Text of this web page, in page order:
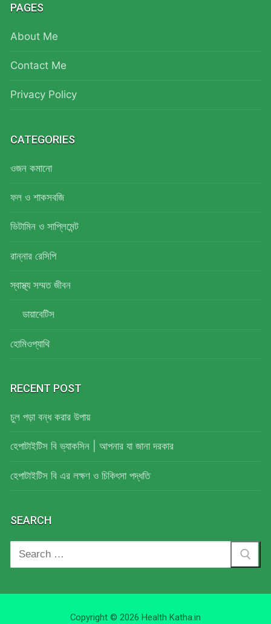
PAGES
About Me
Contact Me
Privacy Policy
CATEGORIES
ওজন কমানো
ফল ও শাকসবজি
ভিটামিন ও সাপ্লিমেন্ট
রান্নার রেসিপি
স্বাস্থ্য সম্মত জীবন
ডায়াবেটিস
হোমিওপ্যাথি
RECENT POST
চুল পড়া বন্ধ করার উপায়
হেপাটাইটিস বি ভ্যাকসিন | আপনার যা জানা দরকার
হেপাটাইটিস বি এর লক্ষণ ও চিকিৎসা পদ্ধতি
SEARCH
Search
for:
Copyright © 2026 Health Katha.in